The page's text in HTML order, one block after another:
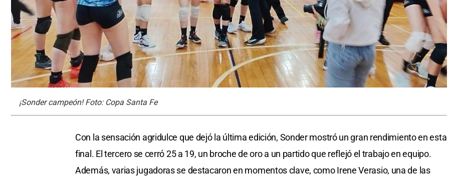
¡Sonder campeón! Foto: Copa Santa Fe
Con la sensación agridulce que dejó la última edición, Sonder mostró un gran rendimiento en esta
final. El tercero se cerró 25 a 19, un broche de oro a un partido que reflejó el trabajo en equipo.
Además, varias jugadoras se destacaron en momentos clave, como Irene Verasio, una de las